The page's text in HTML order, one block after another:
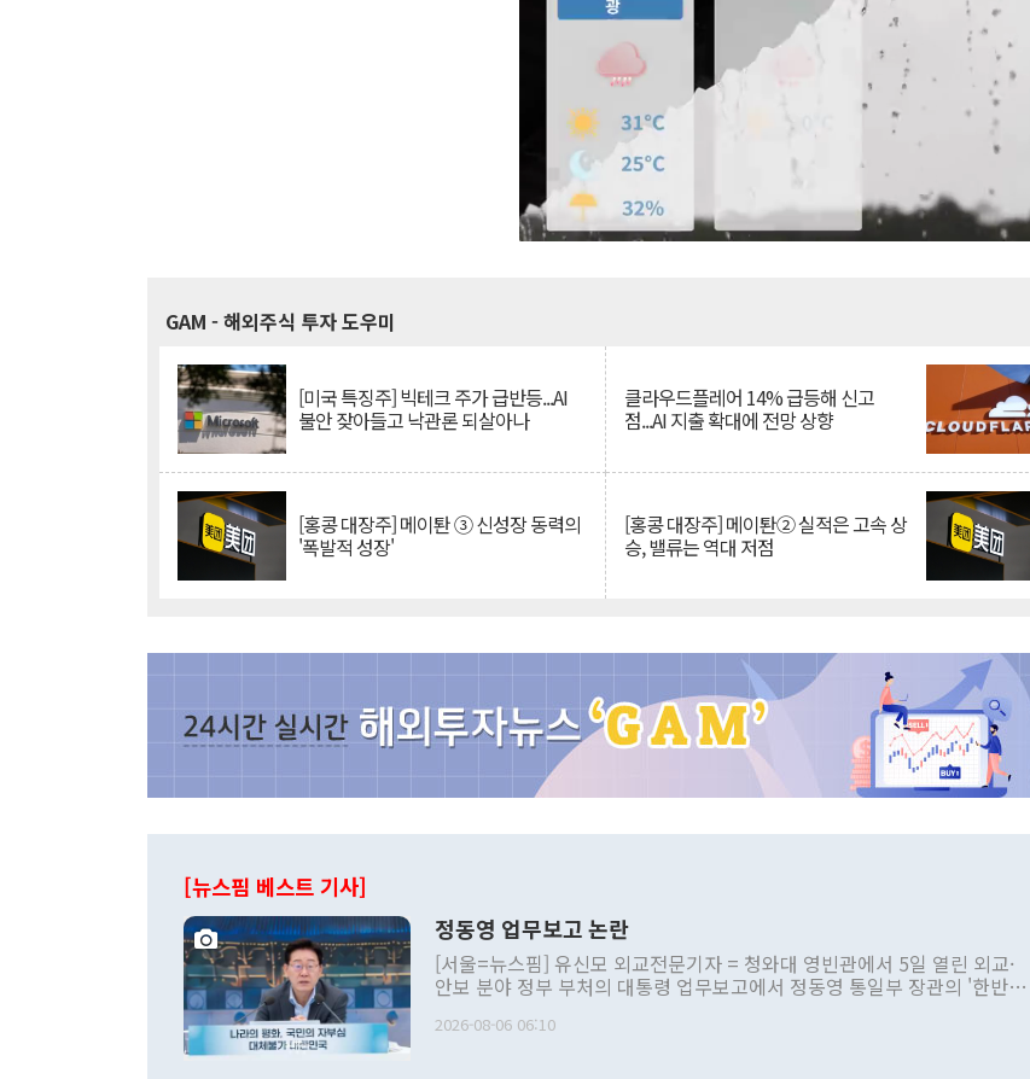
GAM - 해외주식 투자 도우미
[미국 특징주] 빅테크 주가 급반등...AI
불안 잦아들고 낙관론 되살아나
클라우드플레어 14% 급등해 신고
점...AI 지출 확대에 전망 상향
[홍콩 대장주] 메이퇀 ③ 신성장 동력의
'폭발적 성장'
[홍콩 대장주] 메이퇀② 실적은 고속 상
승, 밸류는 역대 저점
[뉴스핌 베스트 기사]
정동영 업무보고 논란
[서울=뉴스핌] 유신모 외교전문기자 = 청와대 영빈관에서 5일 열린 외교·
안보 분야 정부 부처의 대통령 업무보고에서 정동영 통일부 장관의 '한반도
발언 중에는 정부 내 조율을 거치지 않은 사안을 정책으로 추진하겠다고 공
2026-08-06 06:10